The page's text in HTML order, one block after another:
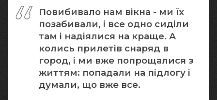
Повибивало нам вікна - ми їх
позабивали, і все одно сиділи
там і надіялися на краще. А
колись прилетів снаряд в
город, і ми вже попрощалися з
життям: попадали на підлогу і
думали, що вже все.